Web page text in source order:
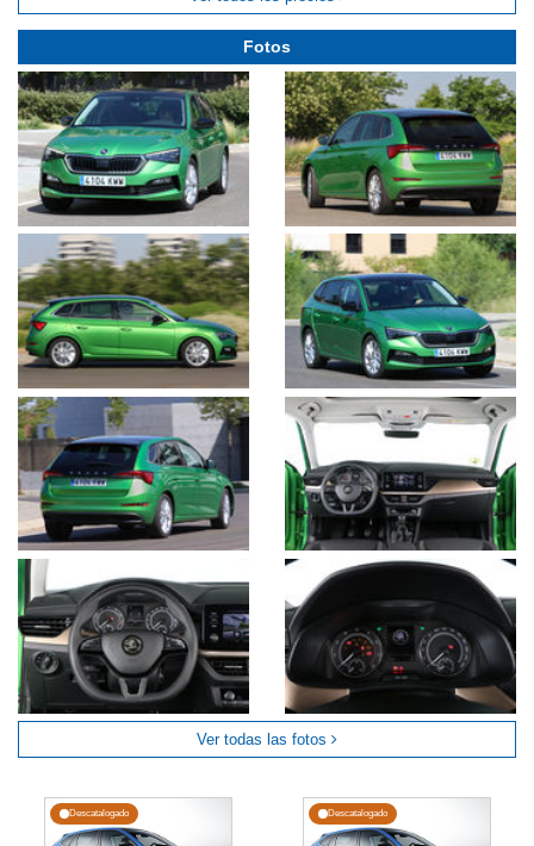
Fotos
Ver todas las fotos
Descatalogado Descatalogado